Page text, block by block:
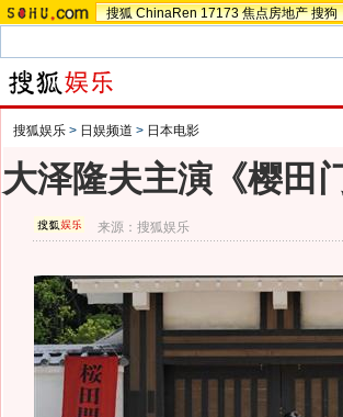
搜狐 ChinaRen 17173 焦点房地产 搜狗
搜狐娱乐 > 日娱频道 > 日本电影
大泽隆夫主演《樱田
来源：搜狐娱乐